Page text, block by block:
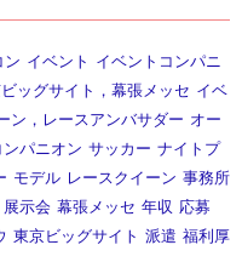
ン イベント イベントコンパニ
ッグサイト，幕張メッセ イベ
ン，レースアンバサダー オー
ンパニオン サッカー ナイトプ
モデル レースクイーン 事務所
展示会 幕張メッセ 年収 応募
東京ビッグサイト 派遣 福利厚